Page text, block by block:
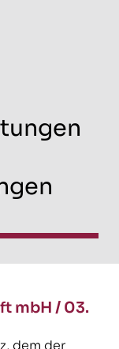
mbH / 03.
dem der